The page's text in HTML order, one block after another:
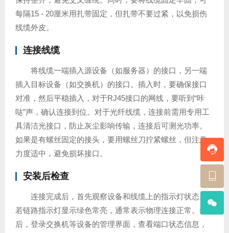
每隔15 - 20厘米用扎带固定，但扎带不要过紧，以免损伤
线缆外皮。
连接线缆
将线缆一端插入源设备（如服务器）的接口，另一端
插入目标设备（如交换机）的接口。插入时，要确保接口
对准，然后平稳插入，对于RJ45接口的网线，要听到“咔
哒”声，确认连接到位。对于光纤线缆，连接前需用专用工
具清洁光接口，防止灰尘影响传输，连接后可测光功率。
如果是有螺丝固定的接头，要用螺丝刀拧紧螺丝，但注意
力度适中，避免损坏接口。
安装后检查
连接完成后，首先观察设备和线缆上的指示灯状态。
若链路指示灯显示绿色常亮，通常表示物理连接正常。然
后，登录交换机等设备的管理界面，查看端口状态信息，